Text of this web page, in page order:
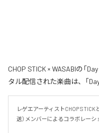
CHOP STICK × WASABIの「
タル配信された楽曲は、「
レゲエアーティストCHOP STICK
送）メンバーによるコラボレーシ